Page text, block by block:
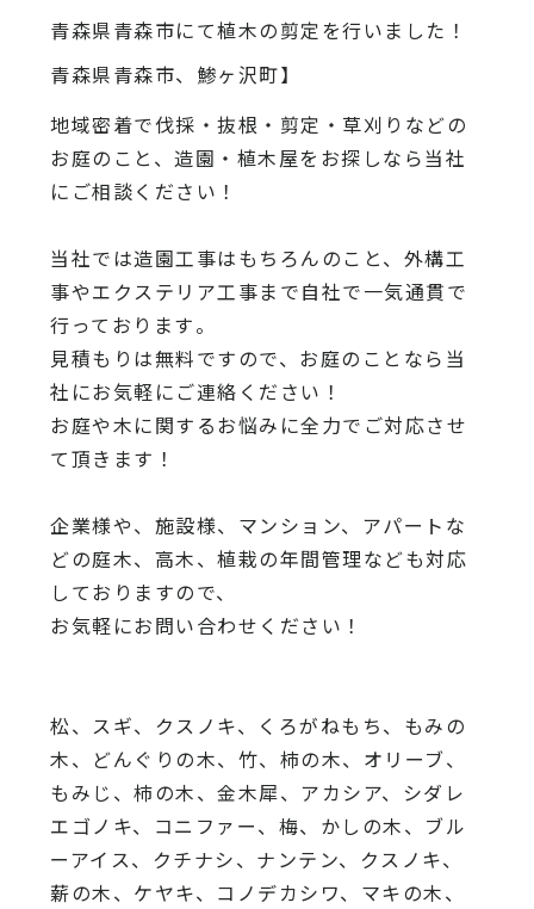
青森県青森市にて植木の剪定を行いました！
青森県青森市、鯵ヶ沢町】
地域密着で伐採・抜根・剪定・草刈りなどの
お庭のこと、造園・ 植木屋をお探しなら当社
にご相談ください！
当社では造園工事はもちろんのこと、 外構工
事やエクステリア工事まで自社で一気通貫で
行っております。
見積もりは無料ですので、 お庭のことなら当
社にお気軽にご連絡ください！
お庭や木に関するお悩みに全力でご対応させ
て頂きます！
企業様や、施設様、マンション、アパートな
どの庭木、高木、植栽の年間管理なども対応
しておりますので、
お気軽にお問い合わせください！
松、スギ、クスノキ、くろがねもち、もみの
木、どんぐりの木、 竹、柿の木、オリーブ、
もみじ、柿の木、金木犀、アカシア、 シダレ
エゴノキ、コニファー、梅、かしの木、ブル
ーアイス、 クチナシ、ナンテン、クスノキ、
薪の木、ケヤキ、コノデカシワ、マキの木、